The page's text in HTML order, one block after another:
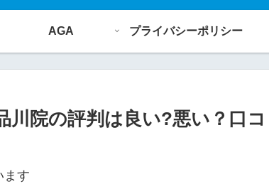
AGA プライバシーポリシー
川院の評判は良い?悪い？口
ます